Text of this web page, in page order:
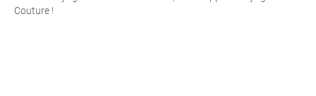
Couture !